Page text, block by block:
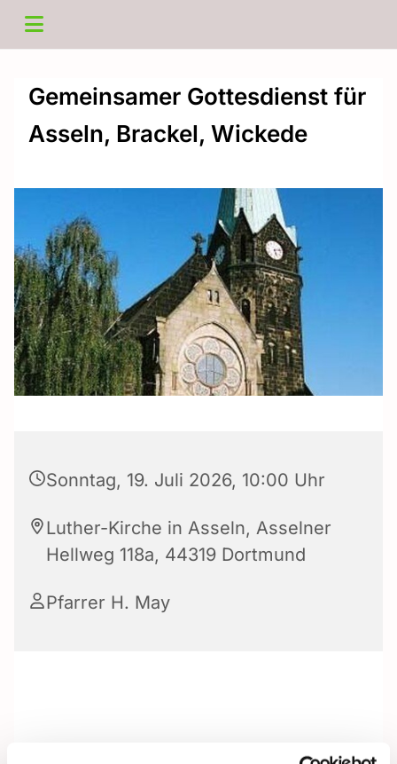
Gemeinsamer Gottesdienst für
Asseln, Brackel, Wickede
Sonntag, 19. Juli 2026, 10:00 Uhr
Luther-Kirche in Asseln, Asselner
Hellweg 118a, 44319 Dortmund
Pfarrer H. May